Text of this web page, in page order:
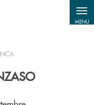
MENU